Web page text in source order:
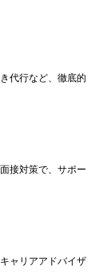
代行など、徹底的
接対策で、サポー
ャリアアドバイザ